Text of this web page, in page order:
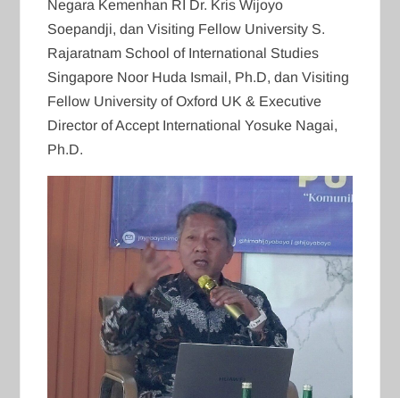
Negara Kemenhan RI Dr. Kris Wijoyo
Soepandji, dan Visiting Fellow University S.
Rajaratnam School of International Studies
Singapore Noor Huda Ismail, Ph.D, dan Visiting
Fellow University of Oxford UK & Executive
Director of Accept International Yosuke Nagai,
Ph.D.